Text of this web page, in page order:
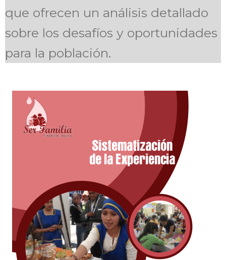
que ofrecen un análisis detallado
sobre los desafíos y oportunidades
para la población.